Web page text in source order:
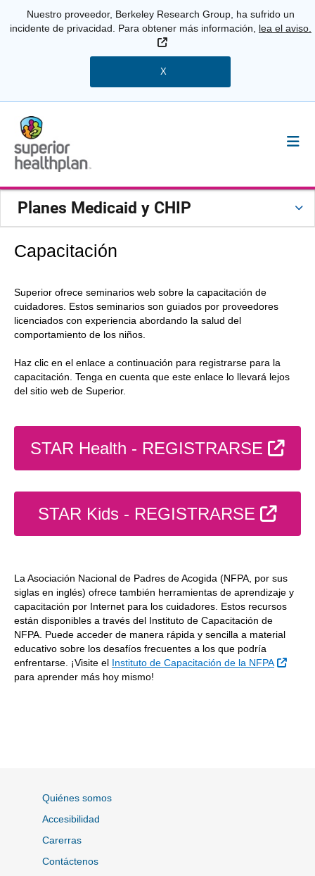
Nuestro proveedor, Berkeley Research Group, ha sufrido un
incidente de privacidad. Para obtener más información, lea el aviso.
Sitio Externo
X
Planes Medicaid y CHIP
Capacitación
Superior ofrece seminarios web sobre la capacitación de
cuidadores. Estos seminarios son guiados por proveedores
licenciados con experiencia abordando la salud del
comportamiento de los niños.
Haz clic en el enlace a continuación para registrarse para la
capacitación. Tenga en cuenta que este enlace lo llevará lejos
del sitio web de Superior.
STAR Health - REGISTRARSE
STAR Kids - REGISTRARSE Sitio
La Asociación Nacional de Padres de Acogida (NFPA, por sus
siglas en inglés) ofrece también herramientas de aprendizaje y
capacitación por Internet para los cuidadores. Estos recursos
están disponibles a través del Instituto de Capacitación de
NFPA. Puede acceder de manera rápida y sencilla a material
educativo sobre los desafíos frecuentes a los que podría
enfrentarse. ¡Visite el Instituto de Capacitación de la NFPA
Sitio
para aprender más hoy mismo!
Quiénes somos
Accesibilidad
Carerras
Contáctenos